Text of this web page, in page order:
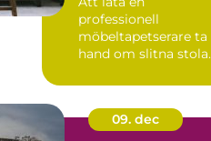
professionell
möbeltapetserare ta
hand om slitna
kan förva...
09. dec